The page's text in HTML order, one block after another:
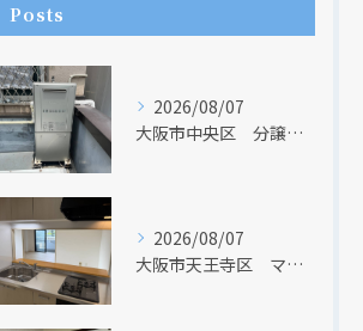
Posts
2026/08/07
大阪市中央区 分譲マンションの給湯器取替リフォーム工事 UV除菌機能搭載給湯器
2026/08/07
大阪市天王寺区 マンションのキッチン取替及び内装リフォーム工事 クリナップ
に入っている折込チラシです。
に入っている折込チラシです。